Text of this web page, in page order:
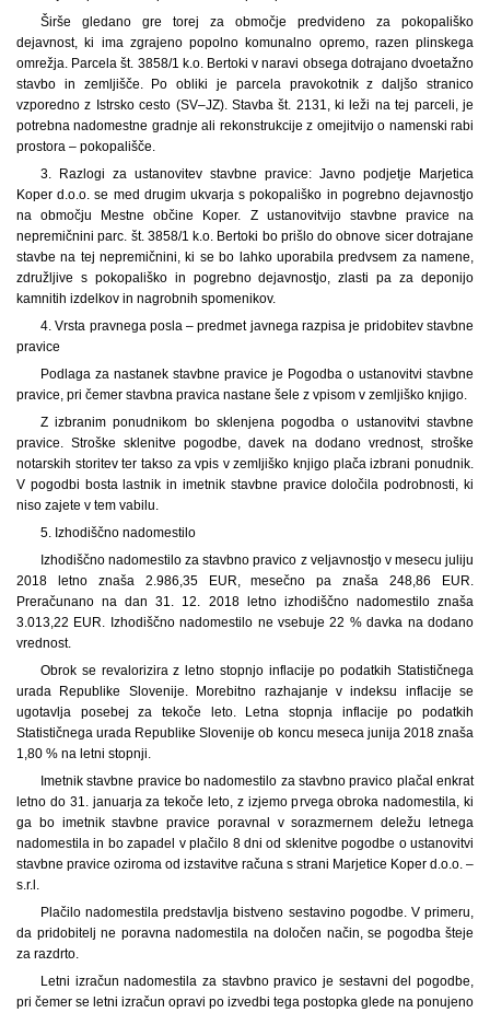
Širše gledano gre torej za območje predvideno za pokopališko
dejavnost, ki ima zgrajeno popolno komunalno opremo, razen plinskega
omrežja. Parcela št. 3858/1 k.o. Bertoki v naravi obsega dotrajano dvoetažno
stavbo in zemljišče. Po obliki je parcela pravokotnik z daljšo stranico
vzporedno z Istrsko cesto (SV–JZ). Stavba št. 2131, ki leži na tej parceli, je
potrebna nadomestne gradnje ali rekonstrukcije z omejitvijo o namenski rabi
prostora – pokopališče.
3. Razlogi za ustanovitev stavbne pravice: Javno podjetje Marjetica
Koper d.o.o. se med drugim ukvarja s pokopališko in pogrebno dejavnostjo
na območju Mestne občine Koper. Z ustanovitvijo stavbne pravice na
nepremičnini parc. št. 3858/1 k.o. Bertoki bo prišlo do obnove sicer dotrajane
stavbe na tej nepremičnini, ki se bo lahko uporabila predvsem za namene,
združljive s pokopališko in pogrebno dejavnostjo, zlasti pa za deponijo
kamnitih izdelkov in nagrobnih spomenikov.
4. Vrsta pravnega posla – predmet javnega razpisa je pridobitev stavbne
pravice
Podlaga za nastanek stavbne pravice je Pogodba o ustanovitvi stavbne
pravice, pri čemer stavbna pravica nastane šele z vpisom v zemljiško knjigo.
Z izbranim ponudnikom bo sklenjena pogodba o ustanovitvi stavbne
pravice. Stroške sklenitve pogodbe, davek na dodano vrednost, stroške
notarskih storitev ter takso za vpis v zemljiško knjigo plača izbrani ponudnik.
V pogodbi bosta lastnik in imetnik stavbne pravice določila podrobnosti, ki
niso zajete v tem vabilu.
5. Izhodiščno nadomestilo
Izhodiščno nadomestilo za stavbno pravico z veljavnostjo v mesecu juliju
2018 letno znaša 2.986,35 EUR, mesečno pa znaša 248,86 EUR.
Preračunano na dan 31. 12. 2018 letno izhodiščno nadomestilo znaša
3.013,22 EUR. Izhodiščno nadomestilo ne vsebuje 22 % davka na dodano
vrednost.
Obrok se revalorizira z letno stopnjo inflacije po podatkih Statističnega
urada Republike Slovenije. Morebitno razhajanje v indeksu inflacije se
ugotavlja posebej za tekoče leto. Letna stopnja inflacije po podatkih
Statističnega urada Republike Slovenije ob koncu meseca junija 2018 znaša
1,80 % na letni stopnji.
Imetnik stavbne pravice bo nadomestilo za stavbno pravico plačal enkrat
letno do 31. januarja za tekoče leto, z izjemo prvega obroka nadomestila, ki
ga bo imetnik stavbne pravice poravnal v sorazmernem deležu letnega
nadomestila in bo zapadel v plačilo 8 dni od sklenitve pogodbe o ustanovitvi
stavbne pravice oziroma od izstavitve računa s strani Marjetice Koper d.o.o. –
s.r.l.
Plačilo nadomestila predstavlja bistveno sestavino pogodbe. V primeru,
da pridobitelj ne poravna nadomestila na določen način, se pogodba šteje
za razdrto.
Letni izračun nadomestila za stavbno pravico je sestavni del pogodbe,
pri čemer se letni izračun opravi po izvedbi tega postopka glede na ponujeno